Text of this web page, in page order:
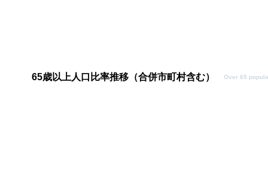
65歳以上人口比率推移（合併市町村含む） Over 65